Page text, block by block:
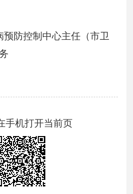
防控制中心主任（市卫
手机打开当前页